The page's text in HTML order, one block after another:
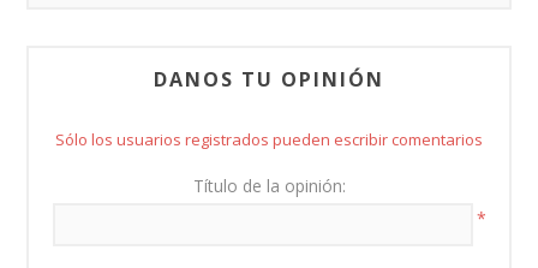
DANOS TU OPINIÓN
Sólo los usuarios registrados pueden escribir comentarios
Título de la opinión:
*